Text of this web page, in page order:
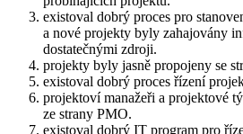
existoval dobrý proces pro
a nové projekty byly zahajovány
dostatečnými zdroji.
projekty byly jasně propojeny se
existoval dobrý proces řízení
projektoví manažeři a projektové
ze strany PMO.
existoval dobrý IT program pro